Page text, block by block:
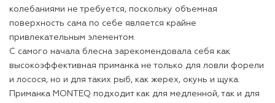
колебаниями не требуется, поскольку объемная
поверхность сама по себе является крайне
привлекательным элементом.
С самого начала блесна зарекомендовала себя как
высокоэффективная приманка не только для ловли форели
и лосося, но и для таких рыб, как жерех, окунь и щука.
Приманка MONTEQ подходит как для медленной, так и для